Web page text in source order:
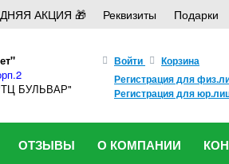
АКЦИЯ 🎁 Реквизиты Подарки
БУЛЬВАР"
Войти
Корзина
Регистрация для
Регистрация для
ОТЗЫВЫ О КОМПАНИИ